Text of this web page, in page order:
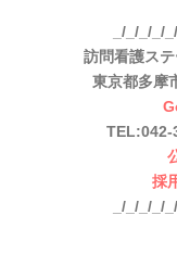
_/_/_/_/
訪問看護ス
東京都多摩
TEL:042-
採
_/_/_/_/